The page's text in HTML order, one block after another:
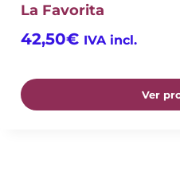
La Favorita
42,50€ IVA incl.
Ver